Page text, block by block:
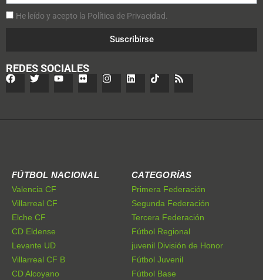
He leído y acepto la Política de Privacidad.
Suscribirse
REDES SOCIALES
FÚTBOL NACIONAL
Valencia CF
Villarreal CF
Elche CF
CD Eldense
Levante UD
Villarreal CF B
CD Alcoyano
CATEGORÍAS
Primera Federación
Segunda Federación
Tercera Federación
Fútbol Regional
juvenil División de Honor
Fútbol Juvenil
Fútbol Base